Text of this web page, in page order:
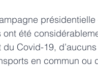
été
Covid-19,
en commun